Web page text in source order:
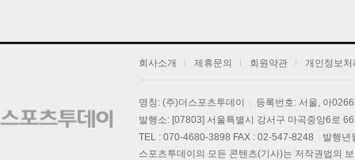
회사소개 제휴문의 회원약관 개인정보처
명칭: (주)더스포츠투데이
등록번호: 서울, 아
발행소: [07803] 서울특별시 강서구 마곡중앙6로
TEL : 070-4680-3898 FAX : 02-547-8248
발행년
스포츠투데이의 모든 콘텐츠(기사)는 저작권법의